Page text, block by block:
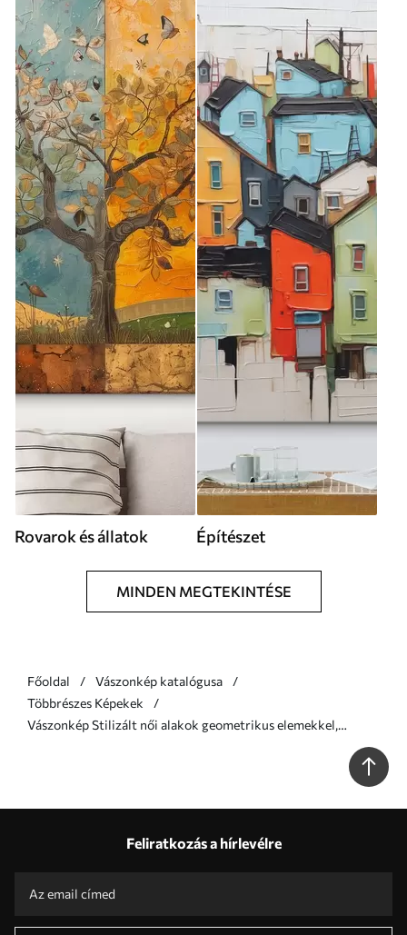
Rovarok és állatok Építészet
MINDEN MEGTEKINTÉSE
Főoldal
Vászonkép katalógusa
Többrészes Képekek
Vászonkép Stilizált női alakok geometrikus elemekkel,
függőleges vonalak és körökből álló absztrakt háttér előtt Nr
Feliratkozás a hírlevélre